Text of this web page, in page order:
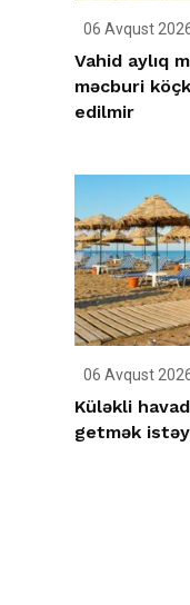
06 Avqust
Vahid aylıq
məcburi
edilmir
06 Avqust
Küləkli
getmək